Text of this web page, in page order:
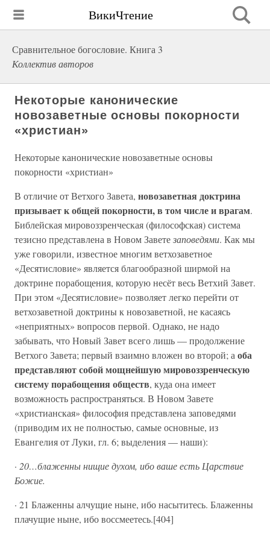
ВикиЧтение
Сравнительное богословие. Книга 3
Коллектив авторов
Некоторые канонические
новозаветные основы покорности
«христиан»
Некоторые канонические новозаветные основы
покорности «христиан»
В отличие от Ветхого Завета, новозаветная доктрина
призывает к общей покорности, в том числе и врагам.
Библейская мировоззренческая (философская) система
тезисно представлена в Новом Заветезаповедями. Как мы
уже говорили, известное многим ветхозаветное
«Десятисловие» является благообразной ширмой на
доктрине порабощения, которую несёт весь Ветхий Завет.
При этом «Десятисловие» позволяет легко перейти от
ветхозаветной доктрины к новозаветной, не касаясь
«неприятных» вопросов первой. Однако, не надо
забывать, что Новый Завет всего лишь — продолжение
Ветхого Завета; первый взаимно вложен во второй; а оба
представляют собой мощнейшую мировоззренческую
систему порабощения обществ, куда она имеет
возможность распространяться. В Новом Завете
«христианская» философия представлена заповедями
(приводим их не полностью, самые основные, из
Евангелия от Луки, гл. 6; выделения — наши):
· 20…блаженны нищие духом, ибо ваше есть Царствие
Божие.
· 21 Блаженны алчущие ныне, ибо насытитесь. Блаженны
плачущие ныне, ибо воссмеетесь.[404]